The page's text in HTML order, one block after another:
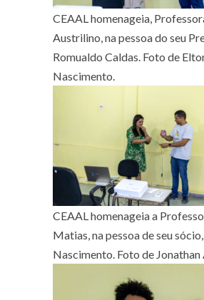
CEAAL homenageia,
Austrilino, na pessoa do seu
Romualdo Caldas. Foto de
Nascimento.
CEAAL homenageia a
Matias, na pessoa de seu
Nascimento. Foto de Jonathan